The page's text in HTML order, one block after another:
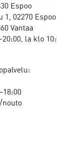
Espoo
1, 02270 Espoo
Vantaa
la klo
nouto